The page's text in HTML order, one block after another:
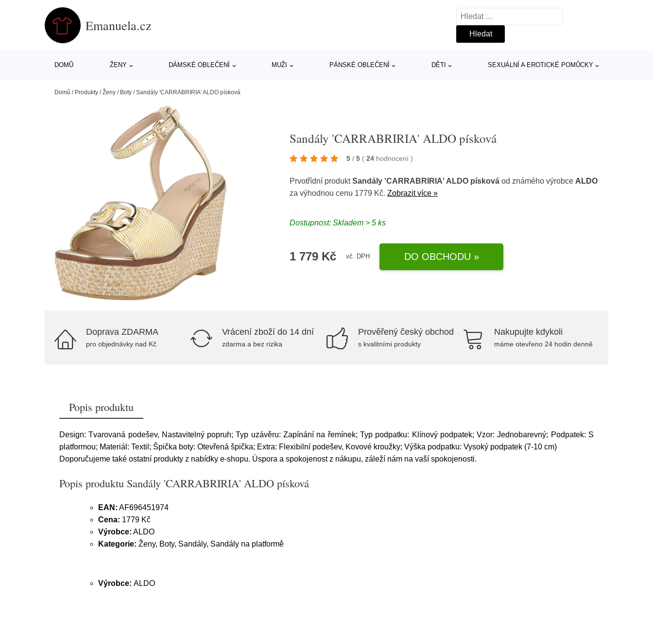
Emanuela.cz
Vyhledávání
DOMŮ ŽENY DÁMSKÉ OBLEČENÍ MUŽI PÁNSKÉ OBLEČENÍ DĚTI SEXUÁLNÍ A EROTICKÉ POMŮCKY
Domů / Produkty /Ženy / Boty /Sandály 'CARRABRIRIA' ALDO písková
Sandály 'CARRABRIRIA' ALDO písková
5 / 5 ( 24 hodnocení)
Prvotřídní produktSandály 'CARRABRIRIA' ALDO písková od známého výrobce ALDO
za výhodnou cenu 1779 Kč.Zobrazit více »
Dostupnost: Skladem > 5 ks
1 779 Kč vč. DPH DO OBCHODU »
Doprava ZDARMA
pro objednávky nad Kč
Vrácení zboží do 14 dní
zdarma a bez rizika
Prověřený český obchod
s kvalitními produkty
Nakupujte kdykoli
máme otevřeno 24 hodin denně
Popis produktu
Design: Tvarovaná podešev, Nastavitelný popruh; Typ uzávěru: Zapínání na řemínek; Typ podpatku: Klínový podpatek; Vzor: Jednobarevný; Podpatek: S
platformou; Materiál: Textil; Špička boty: Otevřená špička; Extra: Flexibilní podešev, Kovové kroužky; Výška podpatku: Vysoký podpatek (7-10 cm)
Doporučujeme také ostatní produkty z nabídky e-shopu. Úspora a spokojenost z nákupu, záleží nám na vaší spokojenosti.
Popis produktu Sandály 'CARRABRIRIA' ALDO písková
EAN: AF696451974
Cena: 1779 Kč
Výrobce: ALDO
Kategorie: Ženy, Boty, Sandály, Sandály na platformě
Výrobce: ALDO